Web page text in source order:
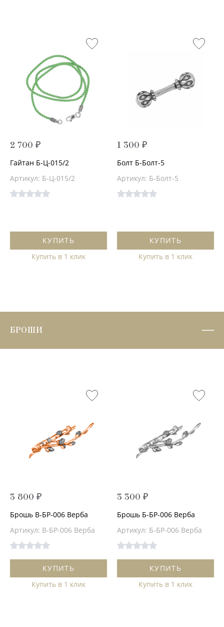
2 700 ₽
Гайтан Б-Ц-015/2
Артикул: Б-Ц-015/2
КУПИТЬ
Купить в 1 клик
1 300 ₽
Болт Б-Болт-5
Артикул: Б-Болт-5
КУПИТЬ
Купить в 1 клик
БРОШИ
3 800 ₽
Брошь В-БР-006 Верба
Артикул: В-БР-006 Верба
КУПИТЬ
Купить в 1 клик
3 300 ₽
Брошь Б-БР-006 Верба
Артикул: Б-БР-006 Верба
КУПИТЬ
Купить в 1 клик